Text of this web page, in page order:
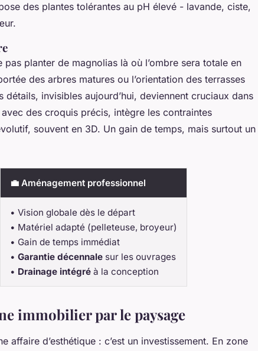
des plantes tolérantes au pH élevé - lavande, ciste,
pas planter de magnolias là où l’ombre sera totale en
des arbres matures ou l’orientation des terrasses
invisibles aujourd’hui, deviennent cruciaux dans
des croquis précis, intègre les contraintes
souvent en 3D. Un gain de temps, mais surtout un
💼 Aménagement professionnel
• Vision globale dès le départ
• Matériel adapté (pelleteuse, broyeur)
• Gain de temps immédiat
• Garantie décennale sur les ouvrages
• Drainage intégré à la conception
immobilier par le paysage
affaire d’esthétique : c’est un investissement. En zone